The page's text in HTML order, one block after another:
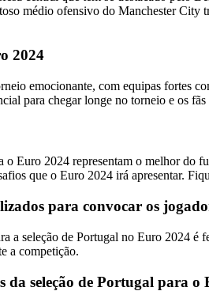
médio ofensivo do Manchester City
2024
emocionante, com equipas fortes
para chegar longe no torneio e os
o Euro 2024 representam o melhor do
que o Euro 2024 irá apresentar.
para convocar os
a seleção de Portugal no Euro 2024 é
a competição.
da seleção de Portugal para o